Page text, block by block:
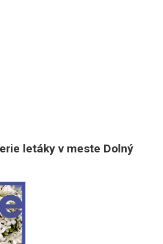
letáky v meste Dolný